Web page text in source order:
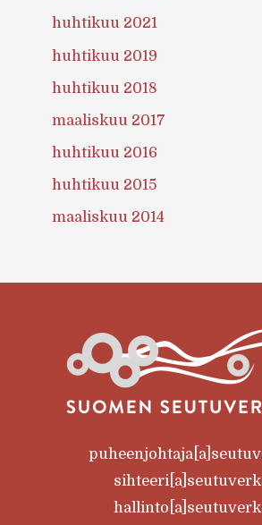
huhtikuu 2021
huhtikuu 2019
huhtikuu 2018
maaliskuu 2017
huhtikuu 2016
huhtikuu 2015
maaliskuu 2014